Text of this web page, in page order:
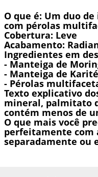
O que é: Um duo
com pérolas
Cobertura: Leve
Acabamento:
Ingredientes em
- Manteiga de
- Manteiga de
- Pérolas
Texto explicativo
mineral, palmitato
contém menos de
O que mais você
perfeitamente com
separadamente ou